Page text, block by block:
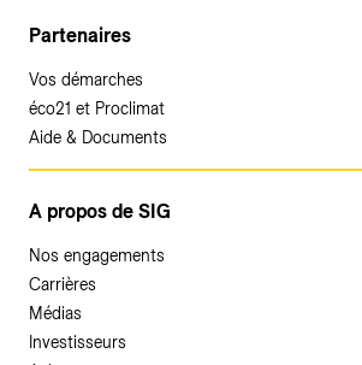
Partenaires
Vos démarches
éco21 et Proclimat
Aide & Documents
A propos de SIG
Nos engagements
Carrières
Médias
Investisseurs